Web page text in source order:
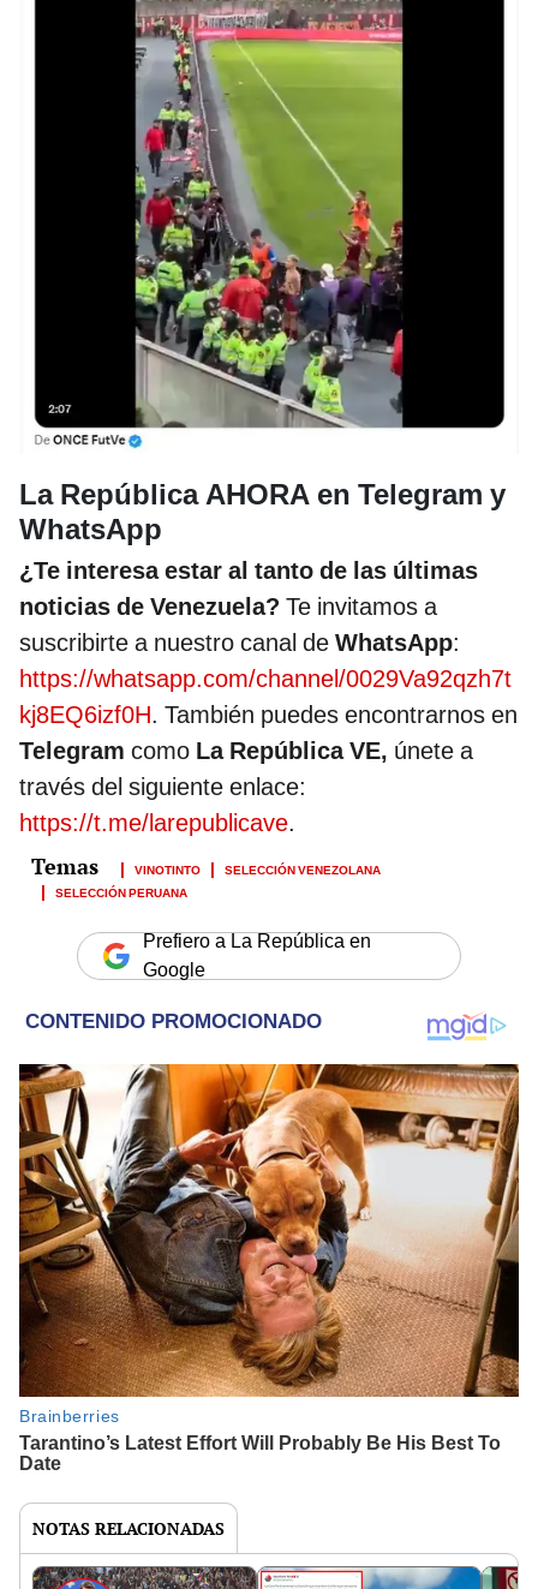
La República AHORA en Telegram y
WhatsApp
¿Te interesa estar al tanto de las últimas
noticias de Venezuela? Te invitamos a
suscribirte a nuestro canal de WhatsApp:
https://whatsapp.com/channel/0029Va92qzh7t
kj8EQ6izf0H. También puedes encontrarnos en
Telegram como La República VE, únete a
través del siguiente enlace:
https://t.me/larepublicave.
VINOTINTO
SELECCIÓN VENEZOLANA
SELECCIÓN PERUANA
Prefiero a La República en
Google
NOTAS RELACIONADAS